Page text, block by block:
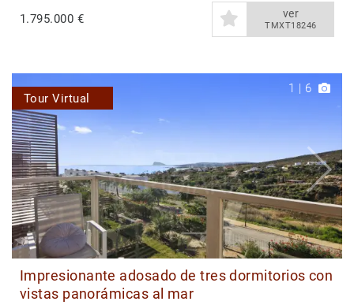
1.795.000 € ver
TMXT18246
1 | 6
Tour Virtual
Impresionante adosado de tres dormitorios con
vistas panorámicas al mar